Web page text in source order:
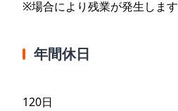
※場合により残業が発生します
年間休日
120日